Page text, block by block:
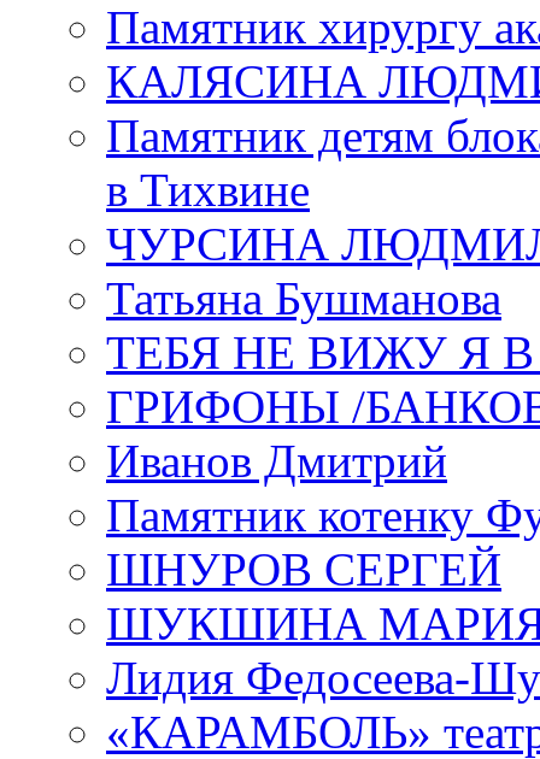
Памятник хирургу
КАЛЯСИНА
Памятник детям
в Тихвине
ЧУРСИНА
Татьяна Бушманова
ТЕБЯ НЕ ВИЖУ Я
ГРИФОНЫ /
Иванов Дмитрий
Памятник котенку
ШНУРОВ СЕРГЕЙ
ШУКШИНА
Лидия Федосеева-
«КАРАМБОЛЬ»